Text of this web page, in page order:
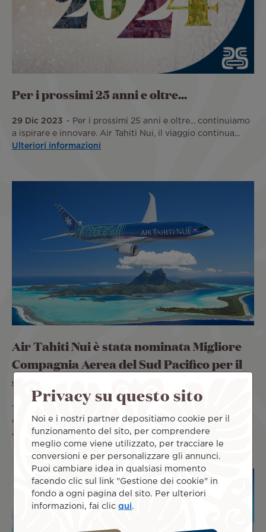
Per i prossimi 25 anni e oltre...
29 Dic 2023
Per i prossimi 25 anni e oltre... continuiamo
a ispirare e innovare. Air Tahiti Nui, il viaggio continua...
Ulteriori informazioni
Air Tahiti Nui è stata nominata Migliore
Compagnia Aerea del Sud Pacifico per il
sesto anno consecutivo
19 Dic 2023
di "Migliore Compagnia Aerea del Sud Pacifico", come
annunciato dalla rivista
Ulteriori informazioni
Privacy su questo sito
Noi e i nostri partner depositiamo cookie per il
funzionamento del sito, per comprendere
meglio come viene utilizzato, per tracciare le
conversioni e per personalizzare gli annunci.
Puoi cambiare idea in qualsiasi momento
facendo clic sul link "Gestione dei cookie" in
fondo a ogni pagina del sito. Per ulteriori
informazioni, fai clicqui.